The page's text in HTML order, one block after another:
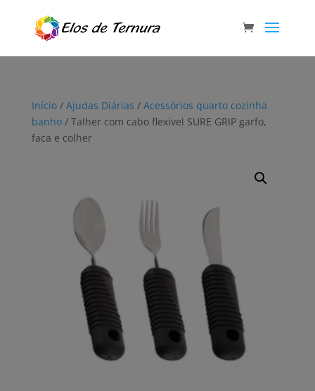
Início/ Ajudas Diárias / Acessórios quarto cozinha
banho/ Talher com cabo flexível SURE GRIP garfo,
faca e colher